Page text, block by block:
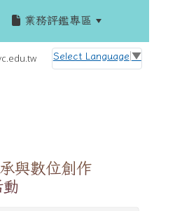
業務評鑑專區
Select Language ▼
與數位創作